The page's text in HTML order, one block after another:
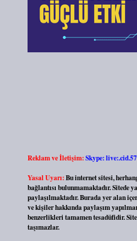
Reklam ve İletişim:Skype:
Yasal Uyarı:Bu internet sitesi,
bağlantısı bulunmamaktadır. Sitede
paylaşılmaktadır. Burada yer alan
ve kişiler hakkında paylaşım
benzerlikleri tamamen tesadüfidir.
taşımazlar.